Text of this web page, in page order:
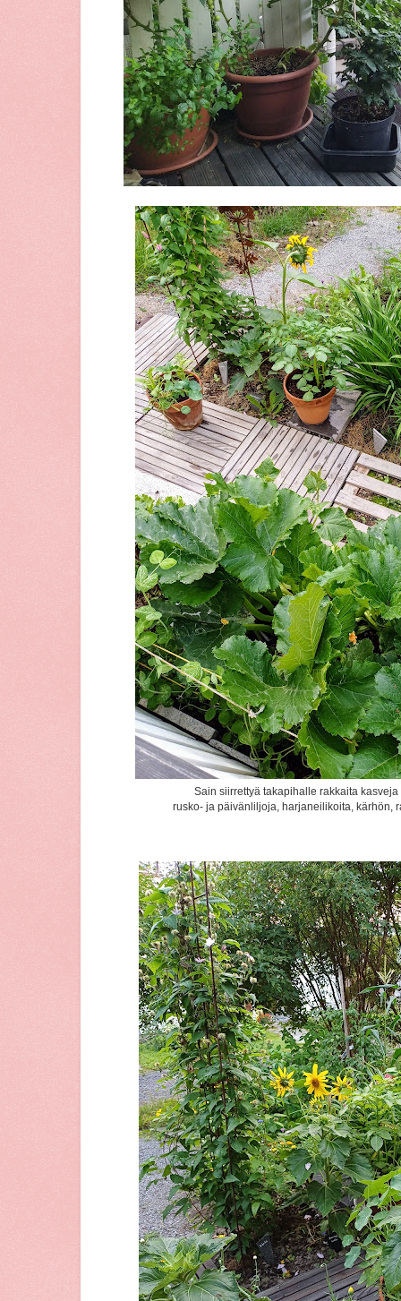
Sain siirrettyä takapihalle rakkaita
rusko- ja päivänliljoja, harjaneilikoita, kärhön,